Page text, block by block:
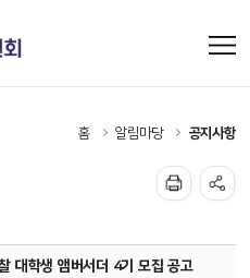
홈 알림마당 공지사항
대학생 앰버서더 4기 모집 공고